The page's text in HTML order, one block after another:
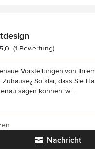
Bewertung: 5 von 5
5,0 (1 Bewertung)
Vorstellungen von
Zuhause¿ So klar, dass Sie
sagen können, w...
Nachricht